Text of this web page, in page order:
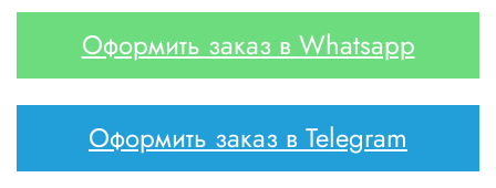
Оформить заказ в Whatsapp
Оформить заказ в Telegram